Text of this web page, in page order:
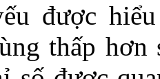
được
thấp